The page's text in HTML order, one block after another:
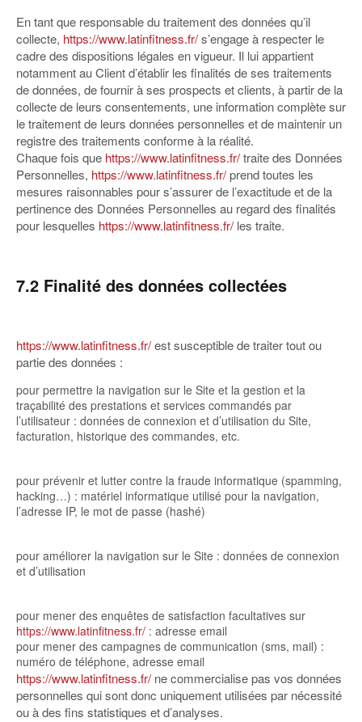
En tant que responsable du traitement des données qu’il
collecte, https://www.latinfitness.fr/s’engage à respecter le
cadre des dispositions légales en vigueur. Il lui appartient
notamment au Client d’établir les finalités de ses traitements
de données, de fournir à ses prospects et clients, à partir de la
collecte de leurs consentements, une information complète sur
le traitement de leurs données personnelles et de maintenir un
registre des traitements conforme à la réalité.
Chaque fois que https://www.latinfitness.fr/traite des Données
Personnelles, https://www.latinfitness.fr/prend toutes les
mesures raisonnables pour s’assurer de l’exactitude et de la
pertinence des Données Personnelles au regard des finalités
pour lesquelles https://www.latinfitness.fr/ les traite.
7.2 Finalité des données collectées
https://www.latinfitness.fr/est susceptible de traiter tout ou
partie des données :
pour permettre la navigation sur le Site et la gestion et la
traçabilité des prestations et services commandés par
l’utilisateur : données de connexion et d’utilisation du Site,
facturation, historique des commandes, etc.
pour prévenir et lutter contre la fraude informatique (spamming,
hacking…) : matériel informatique utilisé pour la navigation,
l’adresse IP, le mot de passe (hashé)
pour améliorer la navigation sur le Site : données de connexion
et d’utilisation
pour mener des enquêtes de satisfaction facultatives sur
https://www.latinfitness.fr/ : adresse email
pour mener des campagnes de communication (sms, mail) :
numéro de téléphone, adresse email
https://www.latinfitness.fr/ ne commercialise pas vos données
personnelles qui sont donc uniquement utilisées par nécessité
ou à des fins statistiques et d’analyses.